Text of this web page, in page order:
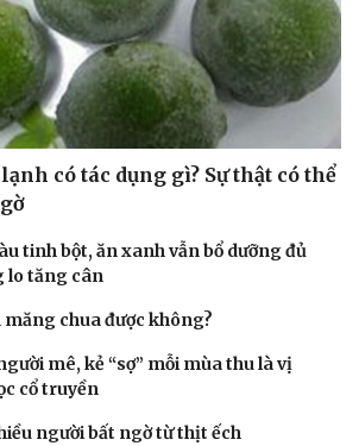
có tác dụng gì? Sự thật có thể
tinh bột, ăn xanh vẫn bổ dưỡng đủ
lo tăng cân
chua được không?
mê, kẻ “sợ” mỗi mùa thu là vị
cổ truyền
người bất ngờ từ thịt ếch